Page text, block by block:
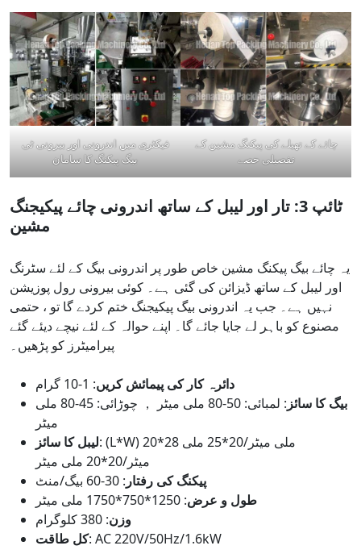
فیکٹری میں اندرونی اور بیرونی ٹی
بیگ پیکنگ کا سامان
چائے کے تھیلے کی پیکنگ مشین کے
تفصیلی حصے
ٹائپ 3: تار اور لیبل کے ساتھ اندرونی چائے پیکیجنگ
مشین
یہ چائے بیگ پیکنگ مشین خاص طور پر اندرونی بیگ کے لئے سٹرنگ
اور لیبل کے ساتھ ڈیزائن کی گئی ہے۔ کوئی بیرونی رول پوزیشن
نہیں ہے۔ جب یہ اندرونی بیگ پیکیجنگ ختم کردے گا تو ، حتمی
مصنوع کو باہر لے جایا جائے گا۔ اپنے حوالہ کے لئے نیچے دیئے گئے
پیرامیٹرز کو پڑھیں۔
دائرہ کار کی پیمائش کریں: 1-10 گرام
بیگ کا سائز
: لمبائی: 50-80 ملی میٹر ， چوڑائی: 45-80 ملی
میٹر
لیبل کا سائز: (L*W) 20*28 ملی میٹر/20*25 ملی
میٹر/20*20 ملی میٹر
پیکنگ کی رفتار: 30-60 بیگ/منٹ
طول و عرض: 1250*750*1750 ملی میٹر
وزن: 380 کلوگرام
کل طاقت: AC 220V/50Hz/1.6kW